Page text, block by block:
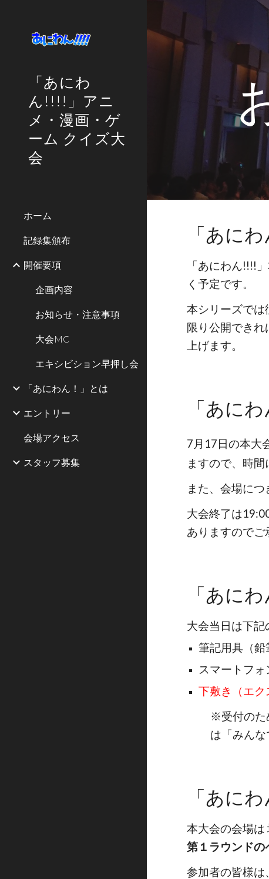
「あにわ
ん!!!!」アニ
メ・漫画・ゲ
ーム クイズ大
会
ホーム
記録集頒布
開催要項
企画内容
お知らせ・注意事項
大会MC
エキシビション早押し会
「あにわん！」とは
エントリー
会場アクセス
スタッフ募集
「あに
「あにわん!!!!
く予定です。
本シリーズでは
限り公開でき
上げます。
「あに
7月17日の本大
ますので、時間
また、会場に
大会終了は
ありますのでご
「あに
大会当日は下記
筆記用具 （
スマートフ
下敷き（エ
※受付のた
は「みん
「あに
本大会の会場は
第１ラウンドの
参加者の皆様